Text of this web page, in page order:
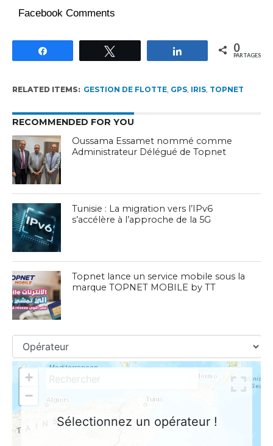
Facebook Comments
Partagez 0
PARTAGES
RELATED ITEMS: GESTION DE FLOTTE, GPS, IRIS, TOPNET
RECOMMENDED FOR YOU
Oussama Essamet nommé comme
Administrateur Délégué de Topnet
Tunisie : La migration vers l’IPv6
s’accélère à l’approche de la 5G
Topnet lance un service mobile sous la
marque TOPNET MOBILE by TT